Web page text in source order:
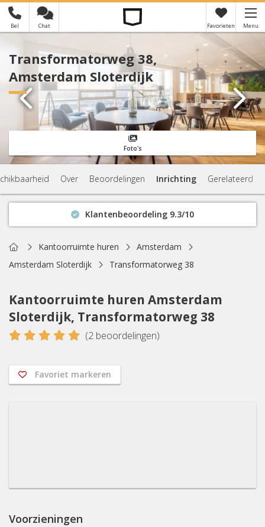
Bel Chat Favorieten Menu
Transformatorweg 38,
Amsterdam Sloterdijk
Foto's
Over Beoordelingen Inrichting Gerelateerd
Klantenbeoordeling 9.3/10
Actuele beschikbaarheid
HomeKantoorruimte huren
Amsterdam
Amsterdam Sloterdijk
Transformatorweg 38
Kantoorruimte huren Amsterdam
Sloterdijk, Transformatorweg 38
5 (2 beoordelingen)
Favoriet markeren
Voorzieningen